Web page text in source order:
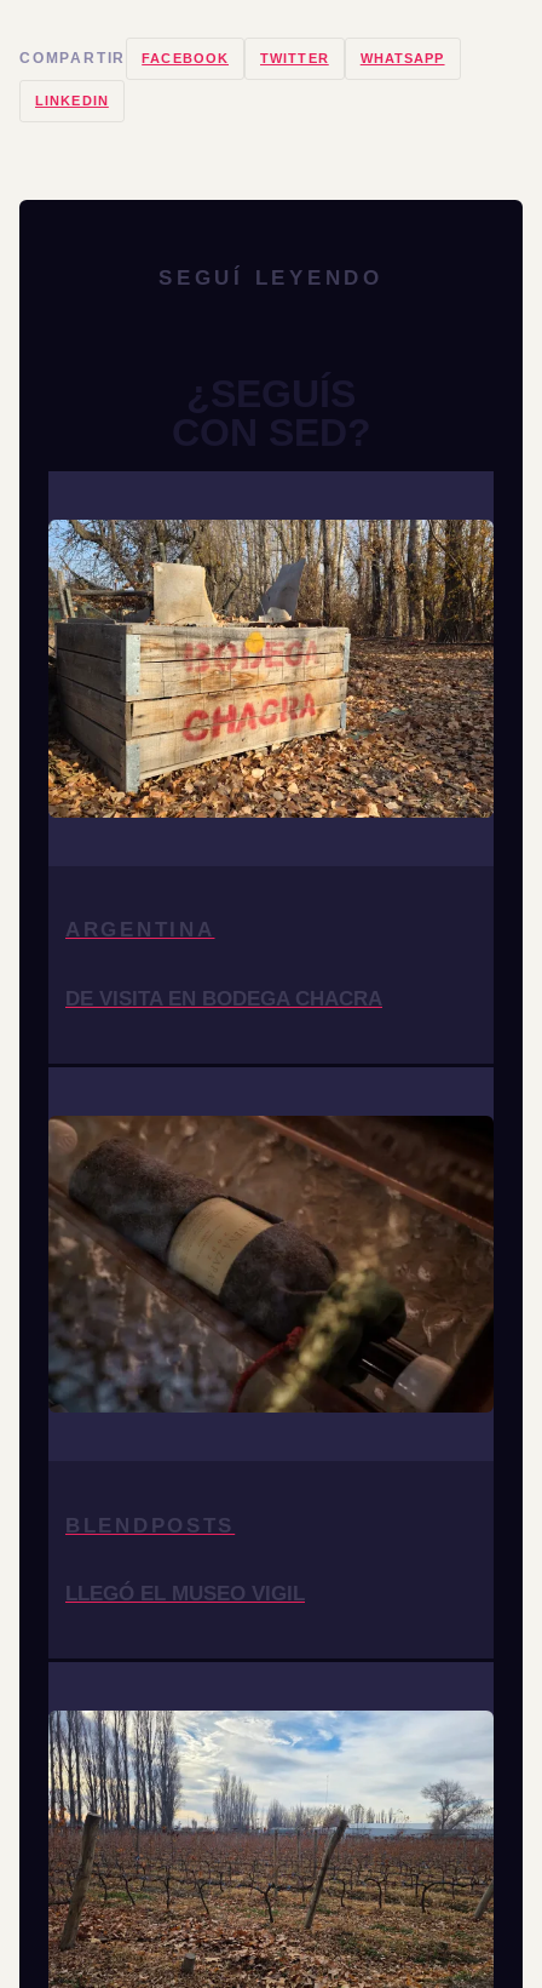
COMPARTIR FACEBOOK TWITTER WHATSAPP
LINKEDIN
SEGUÍ LEYENDO
¿SEGUÍS
CON SED?
ARGENTINA
DE VISITA EN BODEGA CHACRA
BLENDPOSTS
LLEGÓ EL MUSEO VIGIL